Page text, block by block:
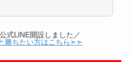
式LINE開設しました／
勝ちたい方はこちら➣➣